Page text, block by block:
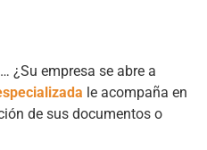
¿Su empresa se abre a
le acompaña en
de sus documentos o